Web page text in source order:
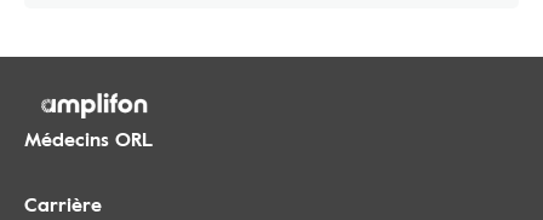
Médecins ORL
Carrière